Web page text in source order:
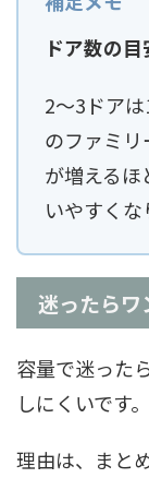
ドア数の目
2〜3ドア
のファミ
が増える
いやすくな
迷ったらワ
容量で迷った
しにくいです。
理由は、まと